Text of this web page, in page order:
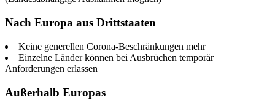
Nach Europa aus Drittstaaten
Keine generellen Corona-Beschränkungen mehr
Einzelne Länder können bei Ausbrüchen temporär
Anforderungen erlassen
Außerhalb Europas